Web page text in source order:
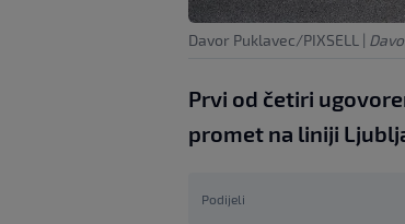
Davor Puklavec/PIXSELL |
Prvi od četiri
promet na liniji
Podijeli